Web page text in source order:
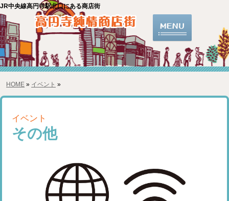
JR中央線高円寺駅北口にある商店街
HOME » イベント »
イベント
その他